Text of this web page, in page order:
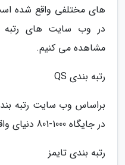
های مختلفی واقع شده
مشاهده می کنیم.
رتبه بندی QS
در جایگاه 1000-801 دنیای واقع شده است.
رتبه بندی تایمز